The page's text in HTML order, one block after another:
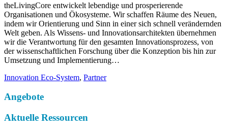
theLivingCore entwickelt lebendige und prosperierende
Organisationen und Ökosysteme. Wir schaffen Räume des Neuen,
indem wir Orientierung und Sinn in einer sich schnell verändernden
Welt geben. Als Wissens- und Innovationsarchitekten übernehmen
wir die Verantwortung für den gesamten Innovationsprozess, von
der wissenschaftlichen Forschung über die Konzeption bis hin zur
Umsetzung und Implementierung…
Innovation Eco-System, Partner
Angebote
Aktuelle Ressourcen